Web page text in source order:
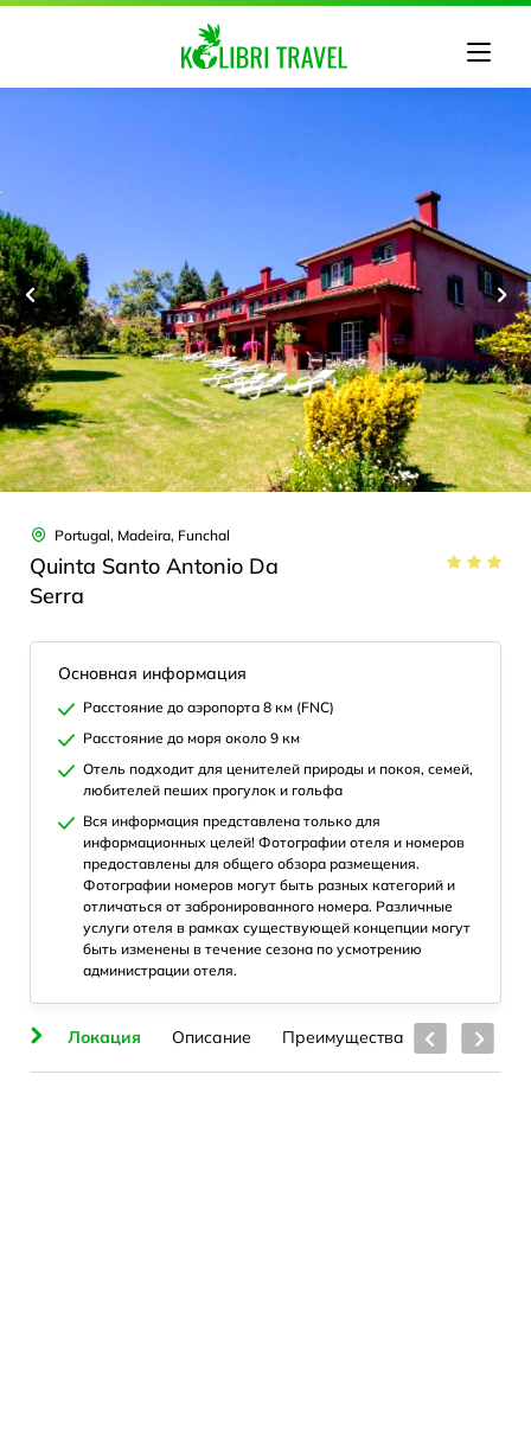
Portugal, Madeira, Funchal
Quinta Santo Antonio Da
Serra
Основная информация
Расстояние до аэропорта 8 км (FNC)
Расстояние до моря около 9 км
Отель подходит для ценителей природы и покоя, семей,
любителей пеших прогулок и гольфа
Вся информация представлена только для
информационных целей! Фотографии отеля и номеров
предоставлены для общего обзора размещения.
Фотографии номеров могут быть разных категорий и
отличаться от забронированного номера. Различные
услуги отеля в рамках существующей концепции могут
быть изменены в течение сезона по усмотрению
администрации отеля.
Локация Описание Преимущества Номера